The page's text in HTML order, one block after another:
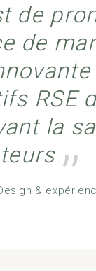
de
de
RSE
la
’’
&